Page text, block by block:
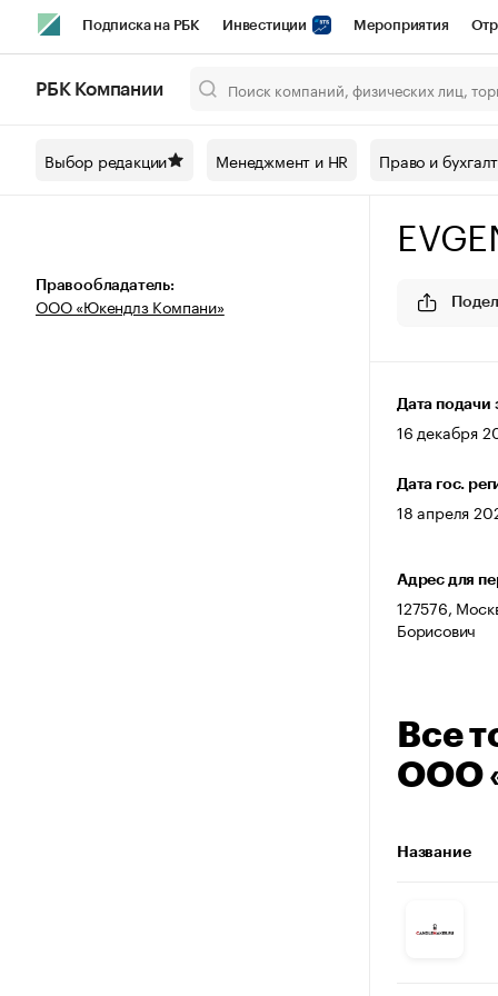
Подписка на РБК Инвестиции Мероприятия
Спецпроекты СПб Конференции СПб Спецпроекты
Рынок наличной
РБК Компании
Выбор редакции Менеджмент и HR Право и
Правообладатель:
ООО «Юкендлз Компани»
Дата подачи
16 декабря
Дата гос.
18 апреля
Адрес для
127576,
Борисович
Все
ООО
Название